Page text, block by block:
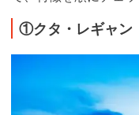
①クタ・レギャン